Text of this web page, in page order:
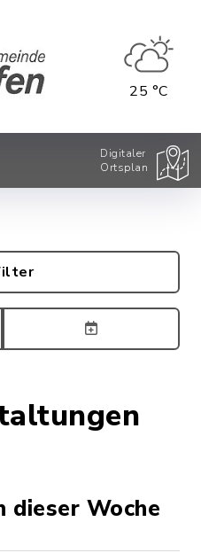
25 °C
Digitaler
Ortsplan
dieser Woche